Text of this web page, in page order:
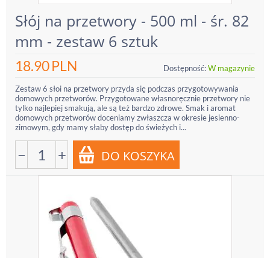
Słój na przetwory - 500 ml - śr. 82
mm - zestaw 6 sztuk
18.90PLN Dostępność:W magazynie
Zestaw 6 słoi na przetwory przyda się podczas przygotowywania
domowych przetworów. Przygotowane własnoręcznie przetwory nie
tylko najlepiej smakują, ale są też bardzo zdrowe. Smak i aromat
domowych przetworów doceniamy zwłaszcza w okresie jesienno-
zimowym, gdy mamy słaby dostęp do świeżych i...
− +